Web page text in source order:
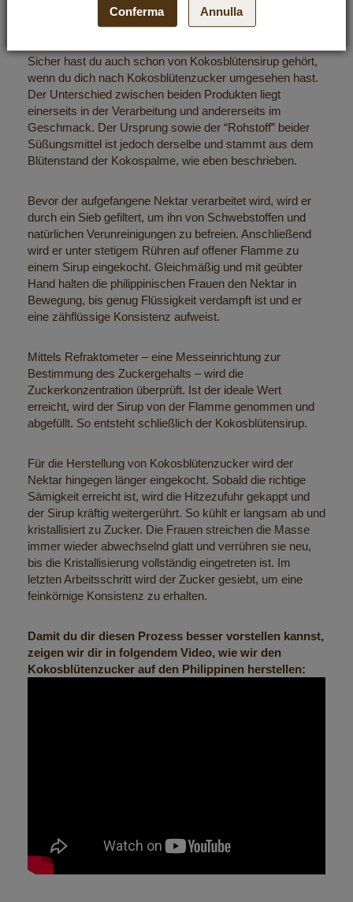
Unterschied zwischen Kokosblütensirup
und Kokosblütenzucker
Sicher hast du auch schon von Kokosblütensirup gehört,
wenn du dich nach Kokosblütenzucker umgesehen hast.
Der Unterschied zwischen beiden Produkten liegt
einerseits in der Verarbeitung und andererseits im
Geschmack. Der Ursprung sowie der “Rohstoff” beider
Süßungsmittel ist jedoch derselbe und stammt aus dem
Blütenstand der Kokospalme, wie eben beschrieben.
Bevor der aufgefangene Nektar verarbeitet wird, wird er
durch ein Sieb gefiltert, um ihn von Schwebstoffen und
natürlichen Verunreinigungen zu befreien. Anschließend
wird er unter stetigem Rühren auf offener Flamme zu
einem Sirup eingekocht. Gleichmäßig und mit geübter
Hand halten die philippinischen Frauen den Nektar in
Bewegung, bis genug Flüssigkeit verdampft ist und er
eine zähflüssige Konsistenz aufweist.
Mittels Refraktometer – eine Messeinrichtung zur
Bestimmung des Zuckergehalts – wird die
Zuckerkonzentration überprüft. Ist der ideale Wert
erreicht, wird der Sirup von der Flamme genommen und
abgefüllt. So entsteht schließlich der Kokosblütensirup.
Für die Herstellung von Kokosblütenzucker wird der
Nektar hingegen länger eingekocht. Sobald die richtige
Sämigkeit erreicht ist, wird die Hitzezufuhr gekappt und
der Sirup kräftig weitergerührt. So kühlt er langsam ab und
kristallisiert zu Zucker. Die Frauen streichen die Masse
immer wieder abwechselnd glatt und verrühren sie neu,
bis die Kristallisierung vollständig eingetreten ist. Im
letzten Arbeitsschritt wird der Zucker gesiebt, um eine
feinkörnige Konsistenz zu erhalten.
Damit du dir diesen Prozess besser vorstellen kannst,
zeigen wir dir in folgendem Video, wie wir den
Kokosblütenzucker auf den Philippinen herstellen:
Conferma Annulla